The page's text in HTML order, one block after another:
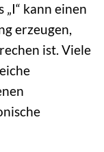
kann einen
erzeugen,
ist. Viele